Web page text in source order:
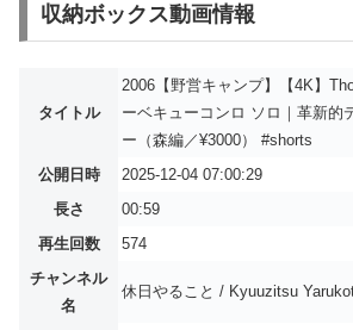
収納ボックス動画情報
タイトル
2006【野営キャンプ】【4K】
ーベキューコンロ ソロ｜革新的
ー（森編／¥3000） #shorts
公開日時
2025-12-04 07:00:29
長さ
00:59
再生回数
574
チャンネル
名
休日やること / Kyuuzitsu